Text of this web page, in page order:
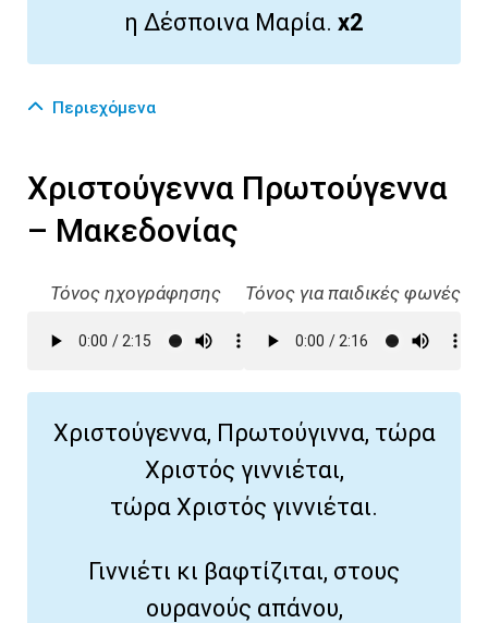
η Δέσποινα Μαρία. x2
Περιεχόμενα
Χριστούγεννα Πρωτούγεννα
– Μακεδονίας
Τόνος ηχογράφησης Τόνος για παιδικές φωνές
Χριστούγεννα, Πρωτούγιννα, τώρα
Χριστός γιννιέται,
τώρα Χριστός γιννιέται.
Γιννιέτι κι βαφτίζιται, στους
ουρανούς απάνου,